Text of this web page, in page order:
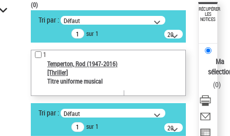
VOTRE RECHERCHE
Recherche avancée dans les
notices d’autorité
Œuvres liées à l'auteur :
Temperton, Rod (1947-2016)
(0)
Tri par : Défaut
sur 1
20
résultats/page
1
Temperton, Rod (1947-2016)
[Thriller]
Titre uniforme musical
Tri par : Défaut
sur 1
20
RÉCUPÉRER
LES
NOTICES
Ma
(0)